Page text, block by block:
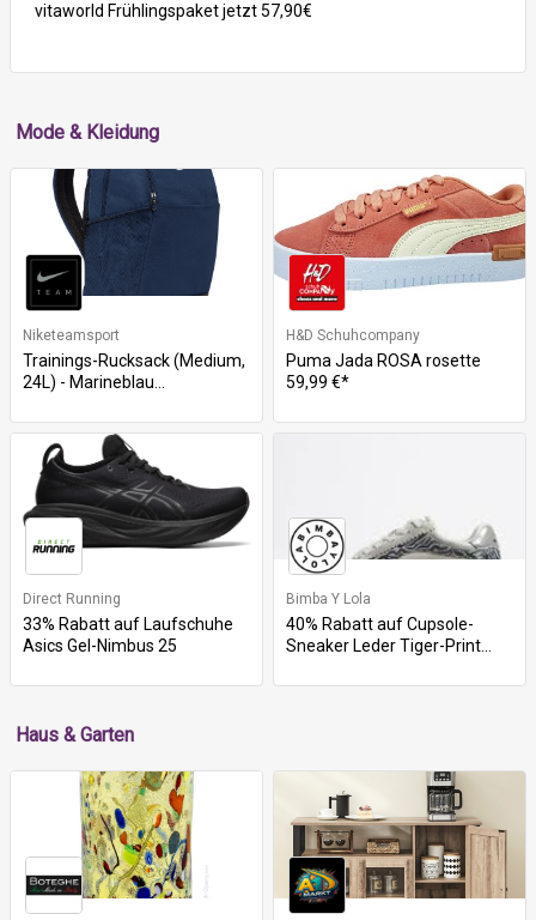
vitaworld Frühlingspaket jetzt 57,90€
Mode & Kleidung
Niketeamsport
Trainings-Rucksack (Medium,
24L) - Marineblau...
H&D Schuhcompany
Puma Jada ROSA rosette
59,99 €*
Direct Running
33% Rabatt auf Laufschuhe
Asics Gel-Nimbus 25
Bimba Y Lola
40% Rabatt auf Cupsole-
Sneaker Leder Tiger-Print...
Haus & Garten